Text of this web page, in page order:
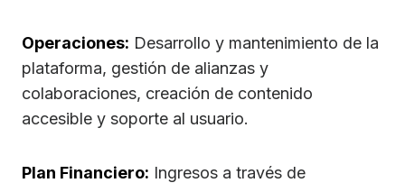
Operaciones: Desarrollo y mantenimiento de la
plataforma, gestión de alianzas y
colaboraciones, creación de contenido
accesible y soporte al usuario.
Plan Financiero: Ingresos a través de